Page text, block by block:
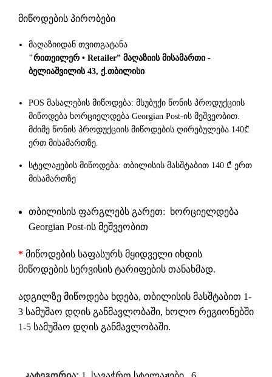
მიწოდების პირობები
მაღაზიიდან თვითგატანა
"რითეილერ • Retailer” მაღაზიის მისამართი -
ბელიაშვილის 43, ქ.თბილისი
POS მასალების მიწოდება: მსუბუქი წონის პროდუქციის
მიწოდება ხორციელდება Georgian Post-ის მეშვეობით.
მძიმე წონის პროდუქციის მიწოდების ღირებულება 140₾
ერთ მისამართზე.
სტელაჟების მიწოდება: თბილისის მასშტაბით 140 ₾ ერთ
მისამართზე
თბილისის ფარგლებს გარეთ: ხორციელდება
Georgian Post-ის მეშვეობით
* მიწოდების საფასურს მყიდველი იხდის
მიწოდების სერვისის ტარიფების თანახმად.
ადგილზე მიწოდება ხდება, თბილისის მასშტაბით 1-
3 სამუშაო დღის განმავლობაში, ხოლო რეგიონებში
1-5 სამუშაო დღის განმავლობაში.